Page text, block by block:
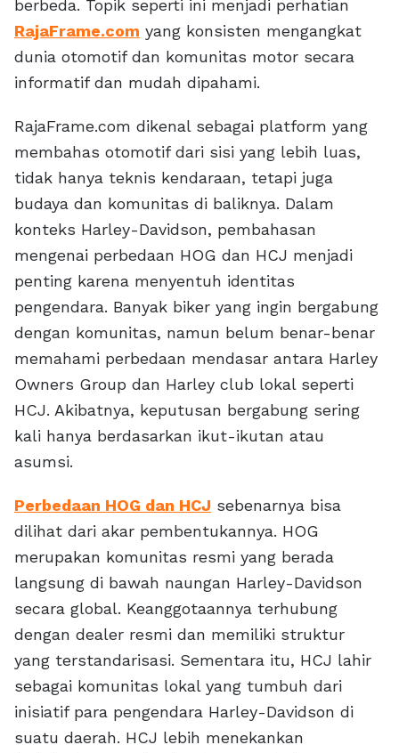
berbeda. Topik seperti ini menjadi perhatian
RajaFrame.com yang konsisten mengangkat
dunia otomotif dan komunitas motor secara
informatif dan mudah dipahami.
RajaFrame.com dikenal sebagai platform yang
membahas otomotif dari sisi yang lebih luas,
tidak hanya teknis kendaraan, tetapi juga
budaya dan komunitas di baliknya. Dalam
konteks Harley-Davidson, pembahasan
mengenai perbedaan HOG dan HCJ menjadi
penting karena menyentuh identitas
pengendara. Banyak biker yang ingin bergabung
dengan komunitas, namun belum benar-benar
memahami perbedaan mendasar antara Harley
Owners Group dan Harley club lokal seperti
HCJ. Akibatnya, keputusan bergabung sering
kali hanya berdasarkan ikut-ikutan atau
asumsi.
Perbedaan HOG dan HCJ sebenarnya bisa
dilihat dari akar pembentukannya. HOG
merupakan komunitas resmi yang berada
langsung di bawah naungan Harley-Davidson
secara global. Keanggotaannya terhubung
dengan dealer resmi dan memiliki struktur
yang terstandarisasi. Sementara itu, HCJ lahir
sebagai komunitas lokal yang tumbuh dari
inisiatif para pengendara Harley-Davidson di
suatu daerah. HCJ lebih menekankan